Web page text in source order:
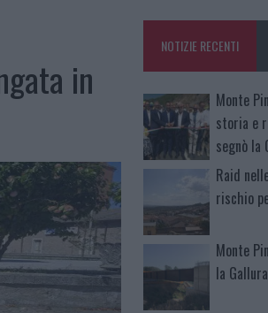
in
NOTIZIE RECENTI
Monte
storia e
segnò la
Raid
rischio
Monte
la